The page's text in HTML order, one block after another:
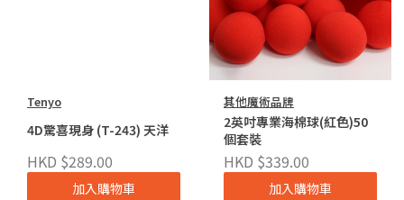
Tenyo
4D驚喜現身 (T-243) 天洋
HKD $289.00
加入購物車
其他魔術品牌
2英吋專業海棉球(紅色)50
個套裝
HKD $339.00
加入購物車